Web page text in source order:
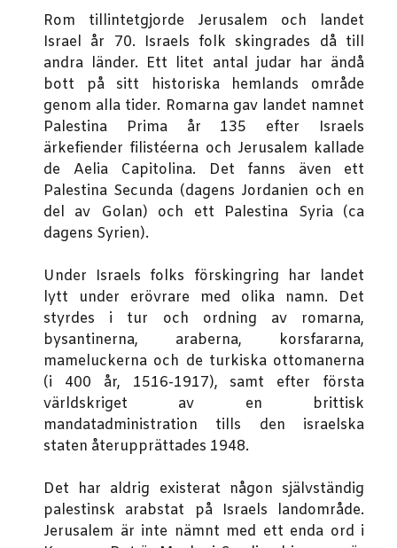
Rom tillintetgjorde Jerusalem och landet
Israel år 70. Israels folk skingrades då till
andra länder. Ett litet antal judar har ändå
bott på sitt historiska hemlands område
genom alla tider. Romarna gav landet namnet
Palestina Prima år 135 efter Israels
ärkefiender filistéerna och Jerusalem kallade
de Aelia Capitolina. Det fanns även ett
Palestina Secunda (dagens Jordanien och en
del av Golan) och ett Palestina Syria (ca
dagens Syrien).
Under Israels folks förskingring har landet
lytt under erövrare med olika namn. Det
styrdes i tur och ordning av romarna,
bysantinerna, araberna, korsfararna,
mameluckerna och de turkiska ottomanerna
(i 400 år, 1516-1917), samt efter första
världskriget av en brittisk
mandatadministration tills den israelska
staten återupprättades 1948.
Det har aldrig existerat någon självständig
palestinsk arabstat på Israels landområde.
Jerusalem är inte nämnt med ett enda ord i